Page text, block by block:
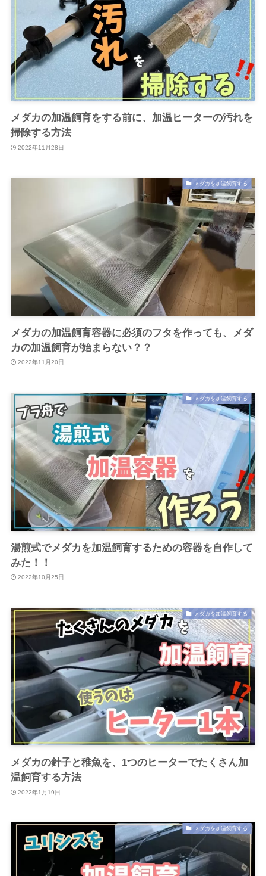
メダカの加温飼育をする前に、加温ヒーターの汚れを
掃除する方法
2022年11月28日
メダカを加温飼育する
メダカの加温飼育容器に必須のフタを作っても、メダ
カの加温飼育が始まらない？？
2022年11月20日
メダカを加温飼育する
湯煎式でメダカを加温飼育するための容器を自作して
みた！！
2022年10月25日
メダカを加温飼育する
メダカの針子と稚魚を、1つのヒーターでたくさん加
温飼育する方法
2022年1月19日
メダカを加温飼育する